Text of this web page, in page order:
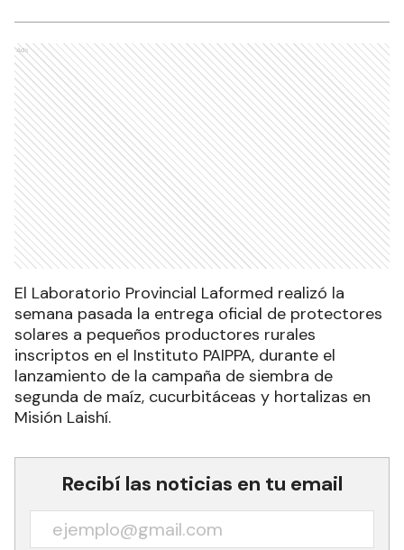
Ads
El Laboratorio Provincial Laformed realizó la
semana pasada la entrega oficial de protectores
solares a pequeños productores rurales
inscriptos en el Instituto PAIPPA, durante el
lanzamiento de la campaña de siembra de
segunda de maíz, cucurbitáceas y hortalizas en
Misión Laishí.
Recibí las noticias en tu email